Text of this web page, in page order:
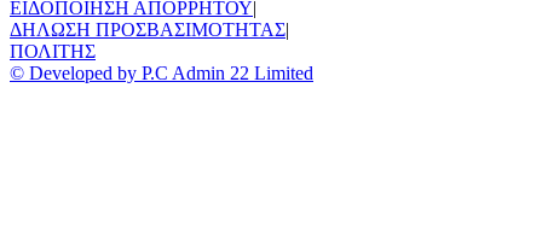
ΕΙΔΟΠΟΙΗΣΗ ΑΠΟΡΡΗΤΟΥ|
ΔΗΛΩΣΗ ΠΡΟΣΒΑΣΙΜΟΤΗΤΑΣ|
ΠΟΛΙΤΗΣ
© Developed by P.C Admin 22 Limited